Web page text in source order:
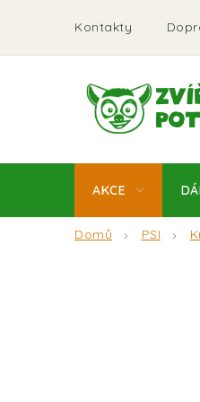
obsah
Kontakty
AKCE
Domů PSI